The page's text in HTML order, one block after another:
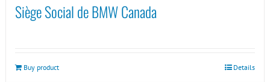
Siège Social de BMW Canada
Buy product Details